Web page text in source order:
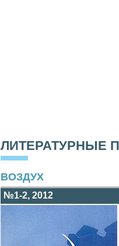
ЛИТЕРАТУРНЫЕ
ВОЗДУХ
№1-2, 2012